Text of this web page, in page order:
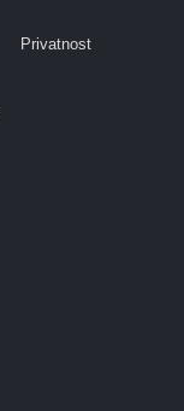
Privatnost